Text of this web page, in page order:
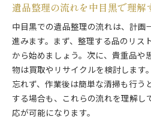
遺品整理で貴重品や形見
家族の気持ちに寄り添う
遺品の買取やリサイクル
中目黒で遺品整理時に心
遺品整理で大切な記憶を
中目黒で納得できる遺品整理
納得できる遺品整理を実
遺品整理の流れを中目黒で理解
中目黒での遺品整理の流れは、計
進みます。まず、整理する品のリス
から始めましょう。次に、貴重品や
物は買取やリサイクルを検討します
忘れず、作業後は簡単な清掃も行う
する場合も、これらの流れを理解し
応が可能になります。